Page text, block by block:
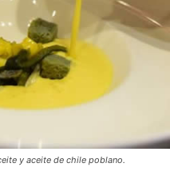
y aceite de chile poblano.